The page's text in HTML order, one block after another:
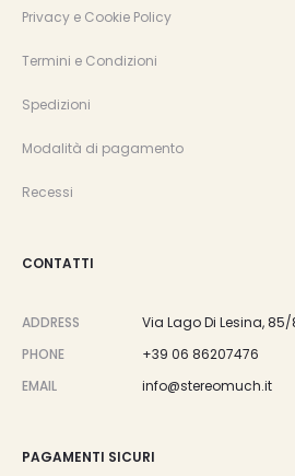
Privacy e Cookie Policy
Termini e Condizioni
Spedizioni
Modalità di pagamento
Recessi
CONTATTI
ADDRESS
Via Lago Di Lesina,
PHONE
+39 06 86207476
EMAIL
info@stereomuch.it
PAGAMENTI SICURI